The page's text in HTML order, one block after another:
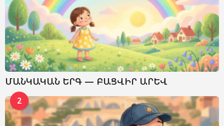
ՄԱՆԿԱԿԱՆ ԵՐԳ — ԲԱՑՎԻՐ ԱՐԵՎ
2